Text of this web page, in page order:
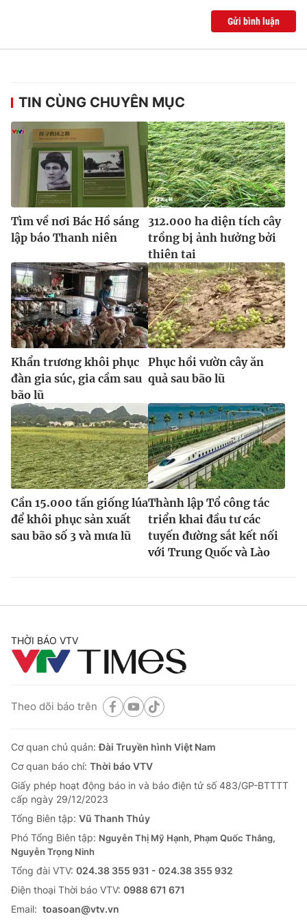
® Cấm sao chép dưới mọi hình thức nếu không có sự chấp
thuận bằng văn bản. Ghi rõ nguồn VTV.vn khi phát hành lại
thông tin từ website này.
Gửi bình luận
TIN CÙNG CHUYÊN MỤC
Tìm về nơi Bác Hồ sáng
lập báo Thanh niên
312.000 ha diện tích cây
trồng bị ảnh hưởng bởi
thiên tai
Khẩn trương khôi phục
đàn gia súc, gia cầm sau
bão lũ
Phục hồi vườn cây ăn
quả sau bão lũ
Cần 15.000 tấn giống lúa
để khôi phục sản xuất
sau bão số 3 và mưa lũ
Thành lập Tổ công tác
triển khai đầu tư các
tuyến đường sắt kết nối
với Trung Quốc và Lào
THỜI BÁO VTV
Theo dõi báo trên
Cơ quan chủ quản:Đài Truyền hình Việt Nam
Cơ quan báo chí: Thời báo VTV
Giấy phép hoạt động báo in và báo điện tử số 483/GP-BTTTT
cấp ngày 29/12/2023
Tổng Biên tập: Vũ Thanh Thủy
Phó Tổng Biên tập: Nguyễn Thị Mỹ Hạnh, Phạm Quốc Thắng,
Nguyễn Trọng Ninh
Tổng đài VTV: 024.38 355 931 - 024.38 355 932
Ðiện thoại Thời báo VTV: 0988 671 671
Email: toasoan@vtv.vn